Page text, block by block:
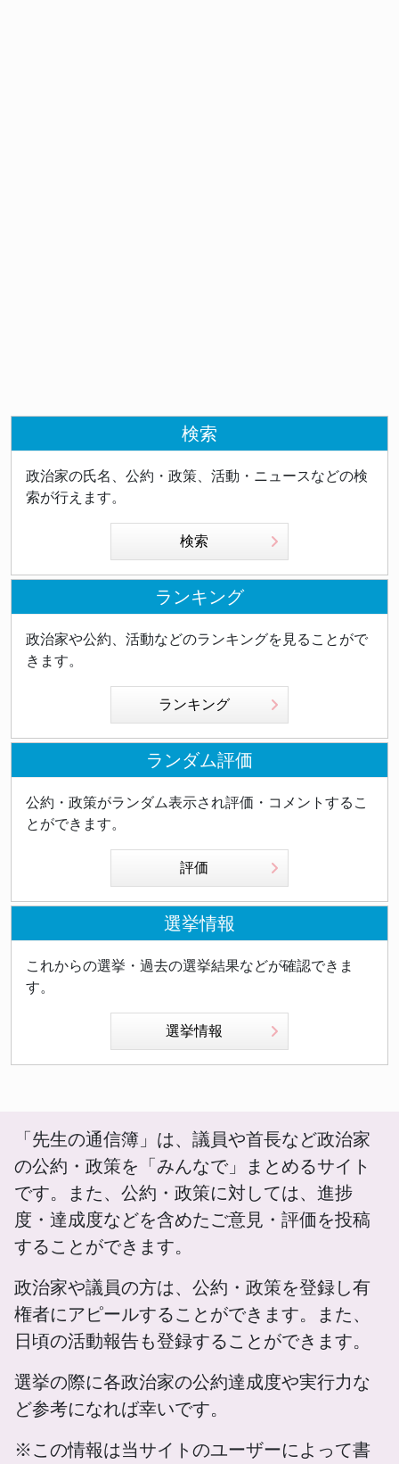
窓口を地方運輸局などに設置すると決定した
検索
政治家の氏名、公約・政策、活動・ニュースなどの検
索が行えます。
検索
ランキング
政治家や公約、活動などのランキングを見ることがで
きます。
ランキング
ランダム評価
公約・政策がランダム表示され評価・コメントするこ
とができます。
評価
選挙情報
これからの選挙・過去の選挙結果などが確認できま
す。
選挙情報
「先生の通信簿」は、議員や首長など政治家
の公約・政策を「みんなで」まとめるサイト
です。また、公約・政策に対しては、進捗
度・達成度などを含めたご意見・評価を投稿
することができます。
政治家や議員の方は、公約・政策を登録し有
権者にアピールすることができます。また、
日頃の活動報告も登録することができます。
選挙の際に各政治家の公約達成度や実行力な
ど参考になれば幸いです。
※この情報は当サイトのユーザーによって書